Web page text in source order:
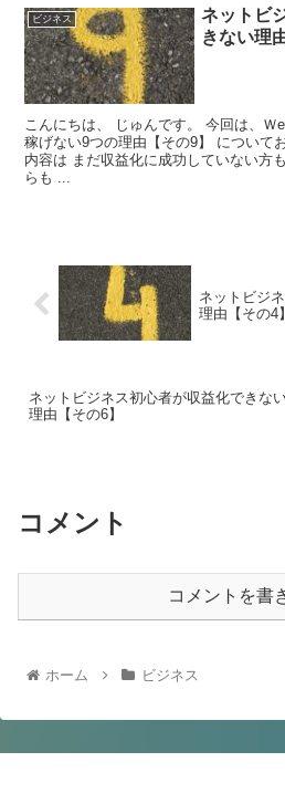
ビジネス
ネットビ
きない理
こんにちは、 じゅんです。 今回は、
稼げない9つの理由【その9】 について
内容は まだ収益化に成功していない方
らも ...
ネットビジ
理由【その4】
ネットビジネス初心者が収益化できな
理由【その6】
コメント
コメントを書
ホーム ビジネス